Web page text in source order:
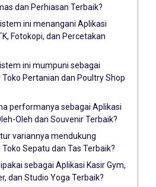
dan Perhiasan Terbaik?
ini menangani Aplikasi
Fotokopi, dan Percetakan
ini mumpuni sebagai
Toko Pertanian dan Poultry Shop
performanya sebagai Aplikasi
Oleh dan Souvenir Terbaik?
variannya mendukung
Sepatu dan Tas Terbaik?
sebagai Aplikasi Kasir Gym,
dan Studio Yoga Terbaik?